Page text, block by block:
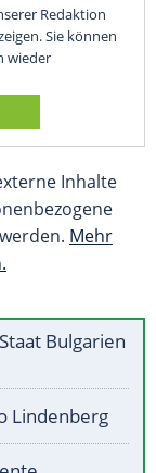
Redaktion
Sie können
wieder
Inhalte
Mehr
Bulgarien
Lindenberg